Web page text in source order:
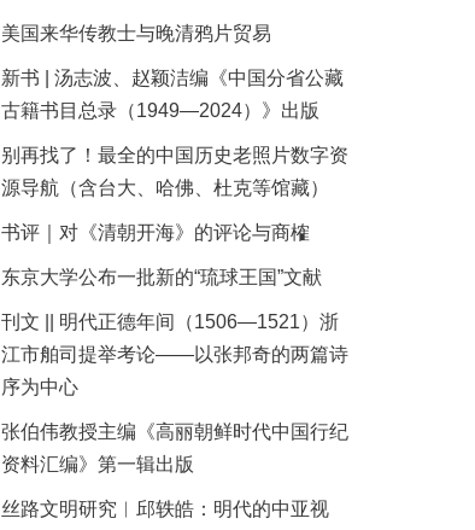
美国来华传教士与晚清鸦片贸易
新书 | 汤志波、赵颖洁编《中国分省公藏
古籍书目总录（1949—2024）》出版
别再找了！最全的中国历史老照片数字资
源导航（含台大、哈佛、杜克等馆藏）
书评｜对《清朝开海》的评论与商榷
东京大学公布一批新的“琉球王国”文献
刊文 || 明代正德年间（1506—1521）浙
江市舶司提举考论——以张邦奇的两篇诗
序为中心
张伯伟教授主编《高丽朝鲜时代中国行纪
资料汇编》第一辑出版
丝路文明研究︱邱轶皓：明代的中亚视